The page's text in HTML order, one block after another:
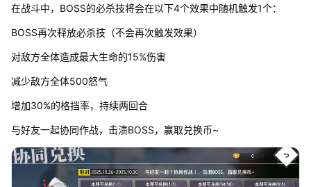
在战斗中，BOSS的必杀技将会在以下4个效果中随机触发1个：
BOSS再次释放必杀技（不会再次触发效果）
对敌方全体造成最大生命的15%伤害
减少敌方全体500怒气
增加30%的格挡率，持续两回合
与好友一起协同作战，击溃BOSS，赢取兑换币~